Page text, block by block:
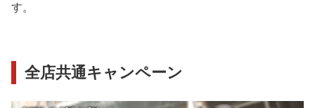
す。
全店共通キャンペーン